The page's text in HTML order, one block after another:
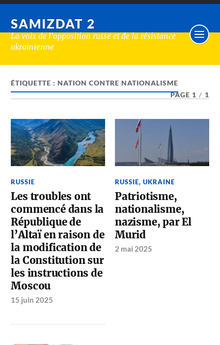
SAMIZDAT 2
La voix de l'opposition russe et de la résistance
ukrainienne
ÉTIQUETTE :NATION CONTRE NATIONALISME
PAGE 1 / 1
RUSSIE
Les troubles ont
commencé dans la
République de
l’Altaï en raison de
la modification de
la Constitution sur
les instructions de
Moscou
15 juin 2025
RUSSIE,UKRAINE
Patriotisme,
nationalisme,
nazisme, par El
Murid
2 mai 2025